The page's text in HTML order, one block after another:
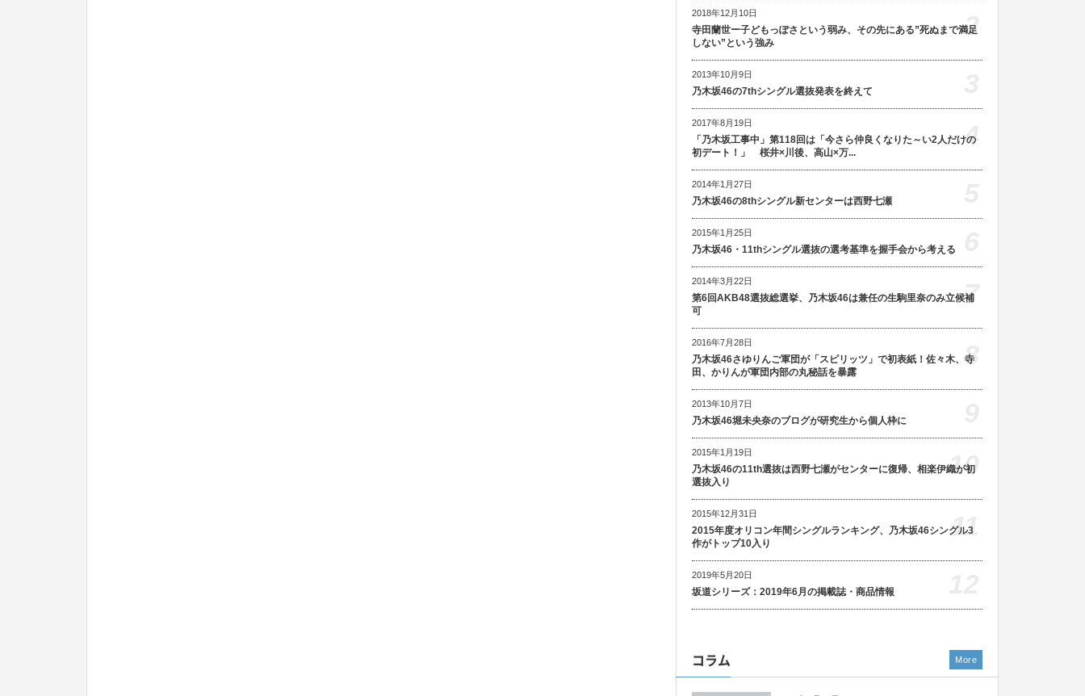
2018年12月10日
寺田蘭世ー子どもっぽさという弱み、その先にある”死ぬまで満足
しない”という強み
2
2013年10月9日
乃木坂46の7thシングル選抜発表を終えて
2017年8月19日
「乃木坂工事中」第118回は「今さら仲良くなりた～い2人だけの
初デート！」 桜井×川後、高山×万...
4
2014年1月27日
乃木坂46の8thシングル新センターは西野七瀬
2015年1月25日
乃木坂46・11thシングル選抜の選考基準を握手会から考える
2014年3月22日
第6回AKB48選抜総選挙、乃木坂46は兼任の生駒里奈のみ立候補
可
7
2016年7月28日
乃木坂46さゆりんご軍団が「スピリッツ」で初表紙！佐々木、寺
田、かりんが軍団内部の丸秘話を暴露
8
2013年10月7日
乃木坂46堀未央奈のブログが研究生から個人枠に
2015年1月19日
乃木坂46の11th選抜は西野七瀬がセンターに復帰、相楽伊織が初
選抜入り
10
2015年12月31日
2015年度オリコン年間シングルランキング、乃木坂46シングル3
作がトップ10入り
11
2019年5月20日
坂道シリーズ：2019年6月の掲載誌・商品情報
コラム More